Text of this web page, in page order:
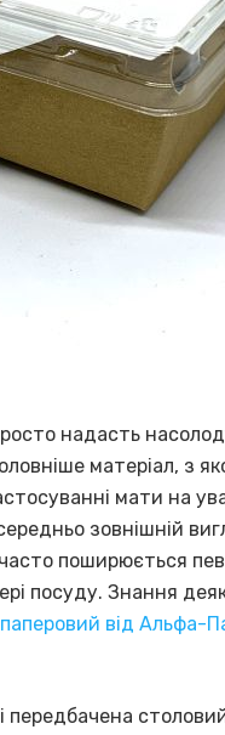
надасть
матеріал, з
мати на
зовнішній
поширюється
посуду. Знання
від Альфа-
передбачена